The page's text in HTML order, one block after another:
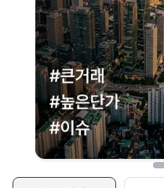
이용에 불편